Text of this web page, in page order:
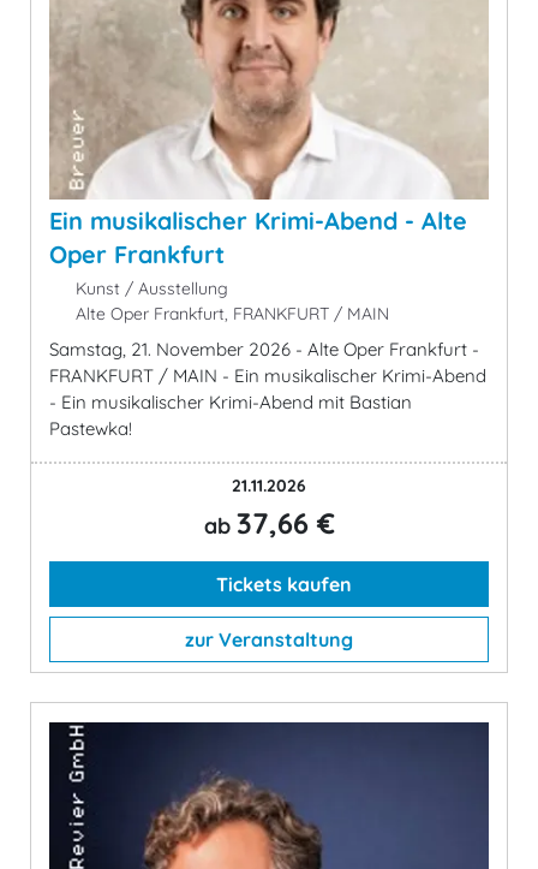
Ein musikalischer Krimi-Abend - Alte
Oper Frankfurt
Kunst / Ausstellung
Alte Oper Frankfurt, FRANKFURT / MAIN
Samstag, 21. November 2026 - Alte Oper Frankfurt -
FRANKFURT / MAIN - Ein musikalischer Krimi-Abend
- Ein musikalischer Krimi-Abend mit Bastian
Pastewka!
21.11.2026
ab 37,66 €
Tickets kaufen
zur Veranstaltung